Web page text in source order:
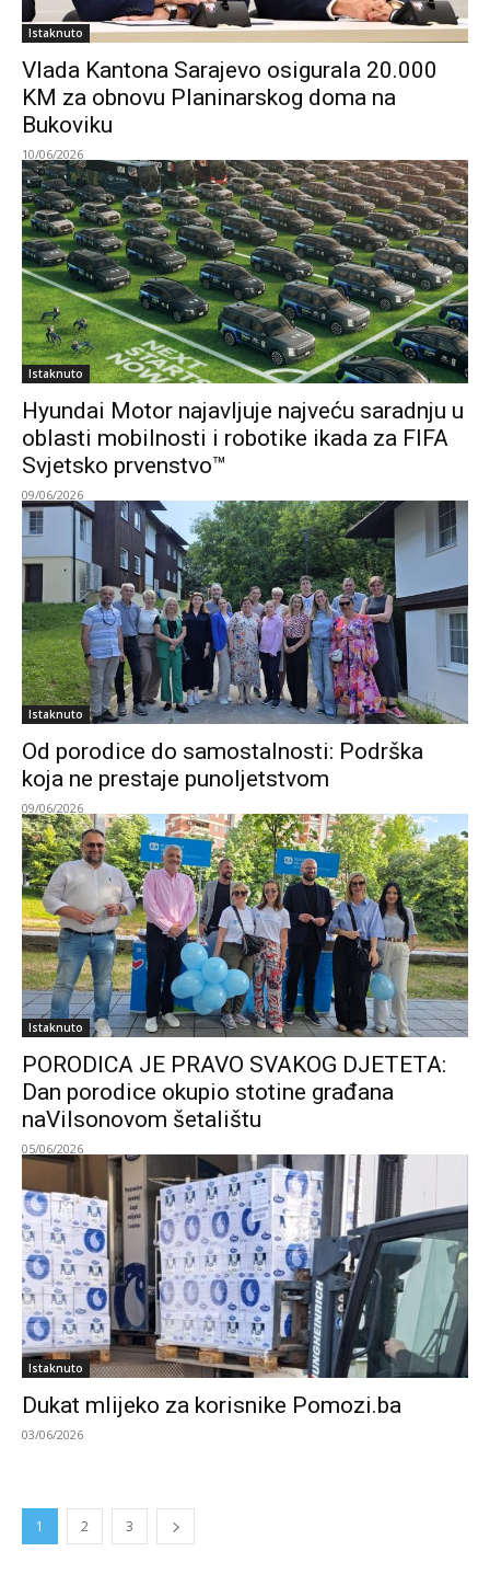
Istaknuto
Vlada Kantona Sarajevo osigurala 20.000
KM za obnovu Planinarskog doma na
Bukoviku
10/06/2026
Istaknuto
Hyundai Motor najavljuje najveću saradnju u
oblasti mobilnosti i robotike ikada za FIFA
Svjetsko prvenstvo™
09/06/2026
Istaknuto
Od porodice do samostalnosti: Podrška
koja ne prestaje punoljetstvom
09/06/2026
Istaknuto
PORODICA JE PRAVO SVAKOG DJETETA:
Dan porodice okupio stotine građana
naVilsonovom šetalištu
05/06/2026
Istaknuto
Dukat mlijeko za korisnike Pomozi.ba
03/06/2026
1 2 3